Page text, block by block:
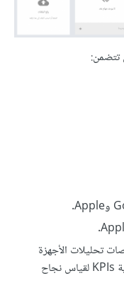
تتضمن:
تحليلات الأجهزة
المحمولة وتتبع مؤشرات الأداء الرئيسية KPIs لقياس نجاح